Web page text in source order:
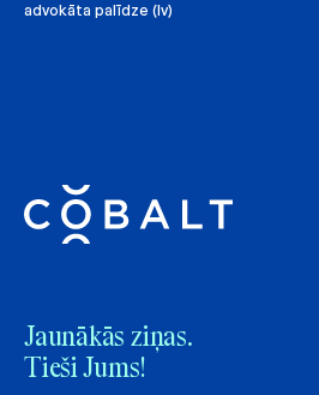
advokāta palīdze (lv)
Jaunākās ziņas.
Tieši Jums!